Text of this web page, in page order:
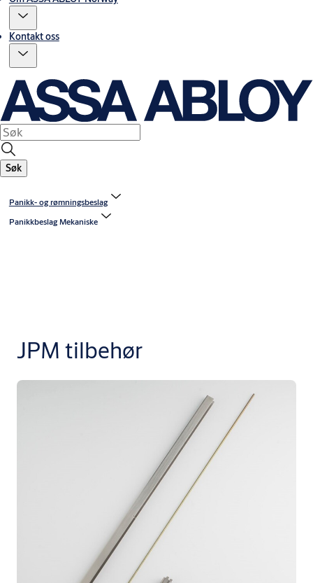
Kontakt oss
Søk
Panikk- og rømningsbeslag
Panikkbeslag Mekaniske
JPM tilbehør